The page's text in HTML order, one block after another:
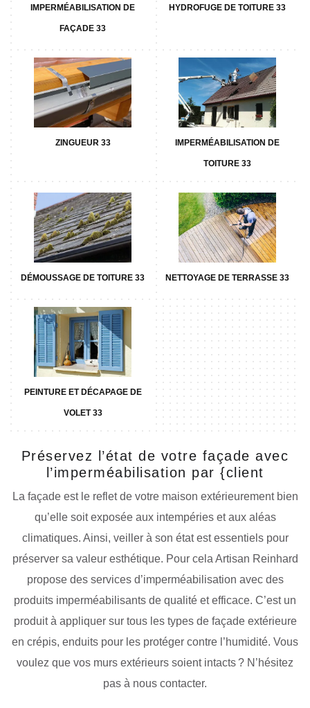
IMPERMÉABILISATION DE
FAÇADE 33
HYDROFUGE DE TOITURE 33
ZINGUEUR 33 IMPERMÉABILISATION DE
TOITURE 33
DÉMOUSSAGE DE TOITURE 33 NETTOYAGE DE TERRASSE 33
PEINTURE ET DÉCAPAGE DE
VOLET 33
Préservez l’état de votre façade avec
l’imperméabilisation par {client
La façade est le reflet de votre maison extérieurement bien
qu’elle soit exposée aux intempéries et aux aléas
climatiques. Ainsi, veiller à son état est essentiels pour
préserver sa valeur esthétique. Pour cela Artisan Reinhard
propose des services d’imperméabilisation avec des
produits imperméabilisants de qualité et efficace. C’est un
produit à appliquer sur tous les types de façade extérieure
en crépis, enduits pour les protéger contre l’humidité. Vous
voulez que vos murs extérieurs soient intacts ? N’hésitez
pas à nous contacter.